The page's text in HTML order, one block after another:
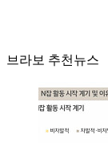
브라보 추천뉴스